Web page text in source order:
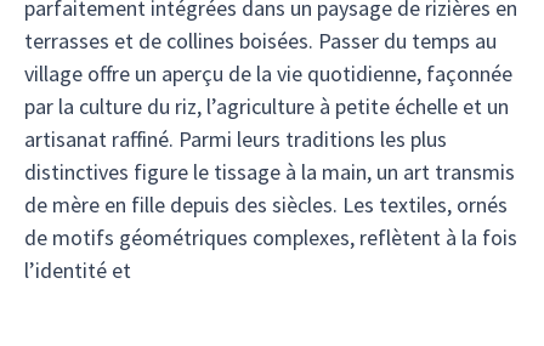
parfaitement intégrées dans un paysage de rizières en
terrasses et de collines boisées. Passer du temps au
village offre un aperçu de la vie quotidienne, façonnée
par la culture du riz, l’agriculture à petite échelle et un
artisanat raffiné. Parmi leurs traditions les plus
distinctives figure le tissage à la main, un art transmis
de mère en fille depuis des siècles. Les textiles, ornés
de motifs géométriques complexes, reflètent à la fois
l’identité et